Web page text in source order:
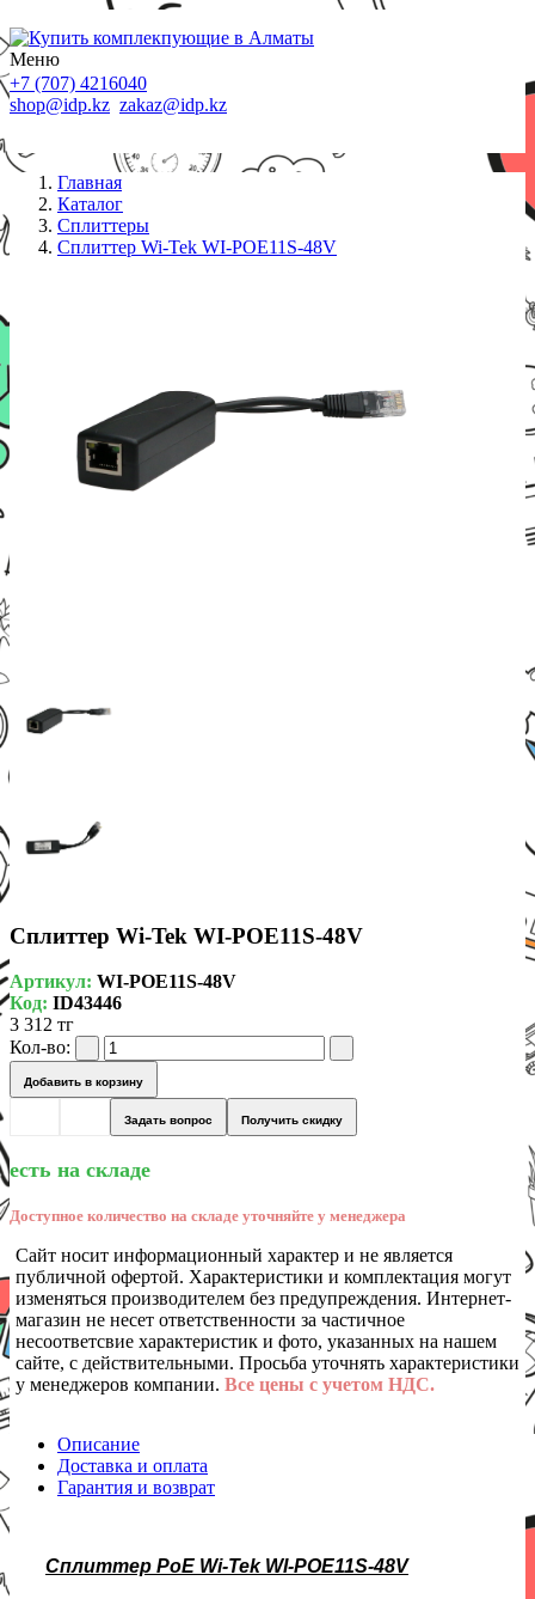
Меню
+7 (707) 4216040
shop@idp.kz zakaz@idp.kz
Главная
Каталог
Сплиттеры
Сплиттер Wi-Tek WI-POE11S-48V
Сплиттер Wi-Tek WI-POE11S-48V
Артикул: WI-POE11S-48V
Код: ID43446
3 312 тг
Кол-во:
Добавить в корзину
Задать вопрос Получить скидку
есть на складе
Доступное количество на складе уточняйте у менеджера
Сайт носит информационный характер и не является
публичной офертой. Характеристики и комплектация могут
изменяться производителем без предупреждения. Интернет-
магазин не несет ответственности за частичное
несоответсвие характеристик и фото, указанных на нашем
сайте, с действительными. Просьба уточнять характеристики
у менеджеров компании. Все цены с учетом НДС.
Описание
Доставка и оплата
Гарантия и возврат
Сплиттер PoE Wi-Tek WI-POE11S-48V